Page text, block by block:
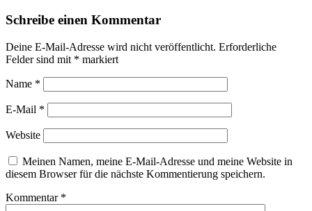
Schreibe einen Kommentar
Deine E-Mail-Adresse wird nicht veröffentlicht. Erforderliche
Felder sind mit * markiert
Name *
E-Mail *
Website
Meinen Namen, meine E-Mail-Adresse und meine Website in
diesem Browser für die nächste Kommentierung speichern.
Kommentar *